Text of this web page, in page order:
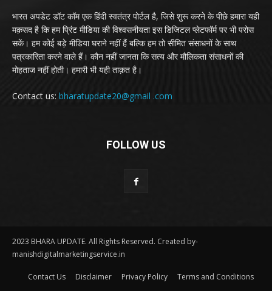
भारत अपडेट डॉट कॉम एक हिंदी स्वतंत्र पोर्टल है, जिसे शुरू करने के पीछे हमारा यही
मक़सद है कि हम प्रिंट मीडिया की विश्वसनीयता इस डिजिटल प्लेटफॉर्म पर भी परोस
सकें। हम कोई बड़े मीडिया घराने नहीं हैं बल्कि हम तो सीमित संसाधनों के साथ
पत्रकारिता करने वाले हैं। कौन नहीं जानता कि सत्य और मौलिकता संसाधनों की
मोहताज नहीं होती। हमारी भी यही ताक़त है।
Contact us: bharatupdate20@gmail .com
FOLLOW US
2023 BHARA UPDATE. All Rights Reserved. Created by-
manishdigitalmarketingservice.in
Contact Us Disclaimer Privacy Policy Terms and Conditions